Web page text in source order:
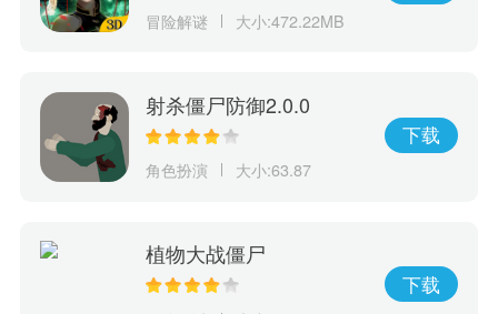
冒险解谜 大小:472.22MB
射杀僵尸防御2.0.0
角色扮演 大小:63.87
下载
植物大战僵尸
下载